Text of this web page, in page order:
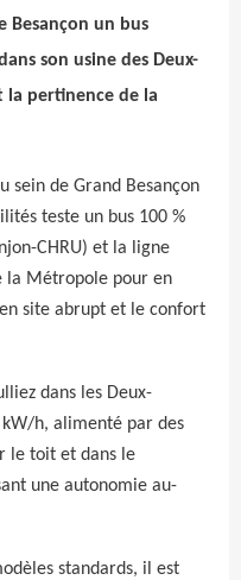
Besançon un bus
son usine des Deux-
la pertinence de la
sein de Grand Besançon
teste un bus 100 %
CHRU) et la ligne
la Métropole pour en
site abrupt et le confort
dans les Deux-
h, alimenté par des
le toit et dans le
une autonomie au-
standards, il est